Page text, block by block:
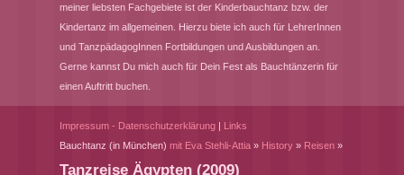
meiner liebsten Fachgebiete ist der Kinderbauchtanz bzw. der
Kindertanz im allgemeinen. Hierzu biete ich auch für LehrerInnen
und TanzpädagogInnen Fortbildungen und Ausbildungen an.
Gerne kannst Du mich auch für Dein Fest als Bauchtänzerin für
einen Auftritt buchen.
Impressum - Datenschutzerklärung | Links
Bauchtanz (in München) mit Eva Stehli-Attia » History » Reisen »
Tanzreise Ägypten (2009)